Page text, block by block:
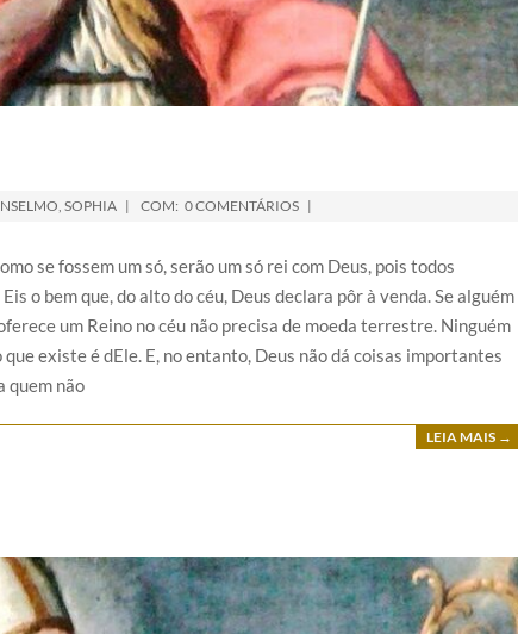
, SOPHIA COM: 0 COMENTÁRIOS
se fossem um só, serão um só rei com Deus, pois todos
o bem que, do alto do céu, Deus declara pôr à venda. Se alguém
um Reino no céu não precisa de moeda terrestre. Ninguém
existe é dEle. E, no entanto, Deus não dá coisas importantes
quem não
LEIA MAIS →